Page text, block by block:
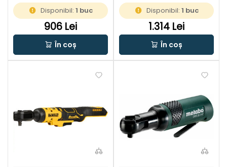
inch | Cu perii | Fara
acumulator si incarcator |
In cutie de carton original
Disponibil: 1 buc
906 Lei
În coș
+ incarcator | In valiza
Disponibil: 1 buc
1.314 Lei
În coș